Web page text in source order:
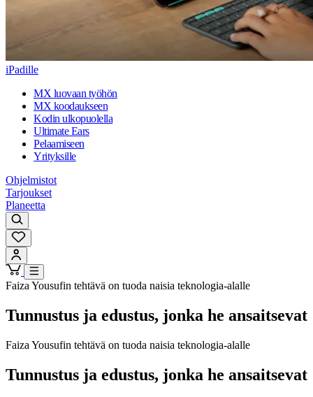
iPadille
MX luovaan työhön
MX koodaukseen
Kodin ulkopuolella
Ultimate Ears
Pelaamiseen
Yrityksille
Ohjelmistot
Tarjoukset
Planeetta
Faiza Yousufin tehtävä on tuoda naisia teknologia-alalle
Tunnustus ja edustus, jonka he ansaitsevat
Faiza Yousufin tehtävä on tuoda naisia teknologia-alalle
Tunnustus ja edustus, jonka he ansaitsevat